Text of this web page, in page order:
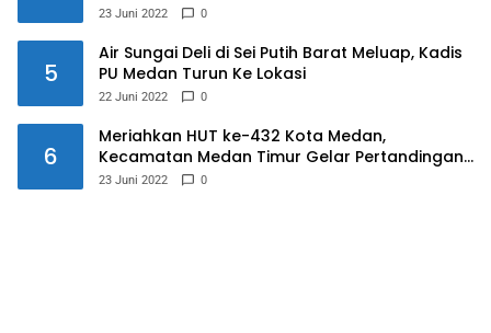
23 Juni 2022 0
5
Air Sungai Deli di Sei Putih Barat Meluap, Kadis
PU Medan Turun Ke Lokasi
22 Juni 2022 0
6
Meriahkan HUT ke-432 Kota Medan,
Kecamatan Medan Timur Gelar Pertandingan
Futsal
23 Juni 2022 0